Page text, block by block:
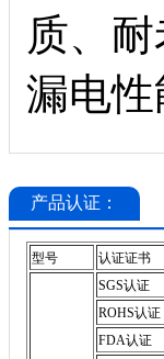
质、
漏电性
产品认证：
型号 认证证书
SGS认证
ROHS认证
FDA认证